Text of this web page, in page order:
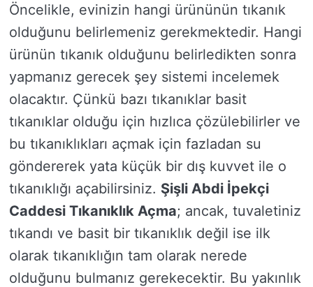
Öncelikle, evinizin hangi ürününün tıkanık
olduğunu belirlemeniz gerekmektedir. Hangi
ürünün tıkanık olduğunu belirledikten sonra
yapmanız gerecek şey sistemi incelemek
olacaktır. Çünkü bazı tıkanıklar basit
tıkanıklar olduğu için hızlıca çözülebilirler ve
bu tıkanıklıkları açmak için fazladan su
göndererek yata küçük bir dış kuvvet ile o
tıkanıklığı açabilirsiniz. Şişli Abdi İpekçi
Caddesi Tıkanıklık Açma; ancak, tuvaletiniz
tıkandı ve basit bir tıkanıklık değil ise ilk
olarak tıkanıklığın tam olarak nerede
olduğunu bulmanız gerekecektir. Bu yakınlık